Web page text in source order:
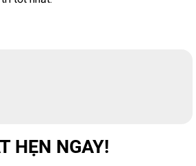
HẸN NGAY!